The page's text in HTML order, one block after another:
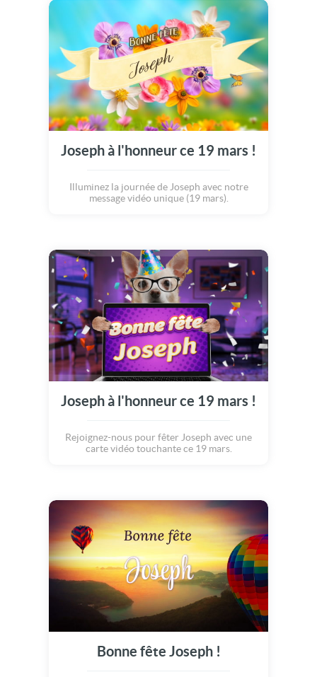
Joseph à l'honneur ce 19 mars !
Illuminez la journée de Joseph avec notre
message vidéo unique (19 mars).
Joseph à l'honneur ce 19 mars !
Rejoignez-nous pour fêter Joseph avec une
carte vidéo touchante ce 19 mars.
Bonne fête Joseph !